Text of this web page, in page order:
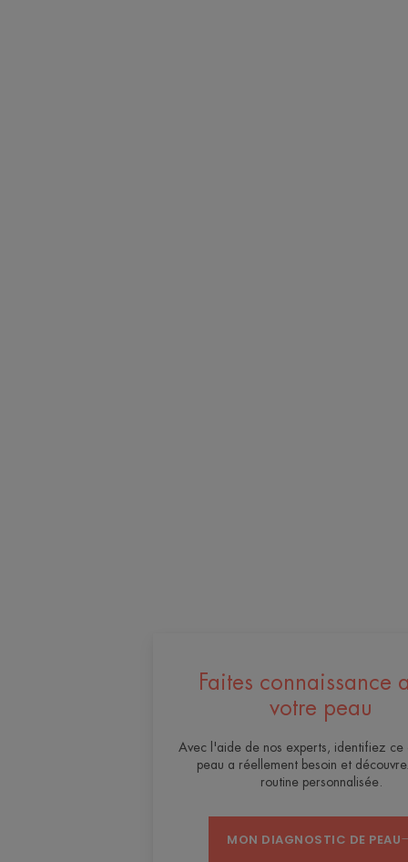
Faites connaissance
votre peau
Avec l'aide de nos experts, identifiez ce
peau a réellement besoin et
routine personnalisée.
MON DIAGNOSTIC DE PEAU